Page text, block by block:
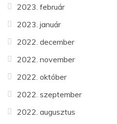
2023. február
2023. január
2022. december
2022. november
2022. október
2022. szeptember
2022. augusztus